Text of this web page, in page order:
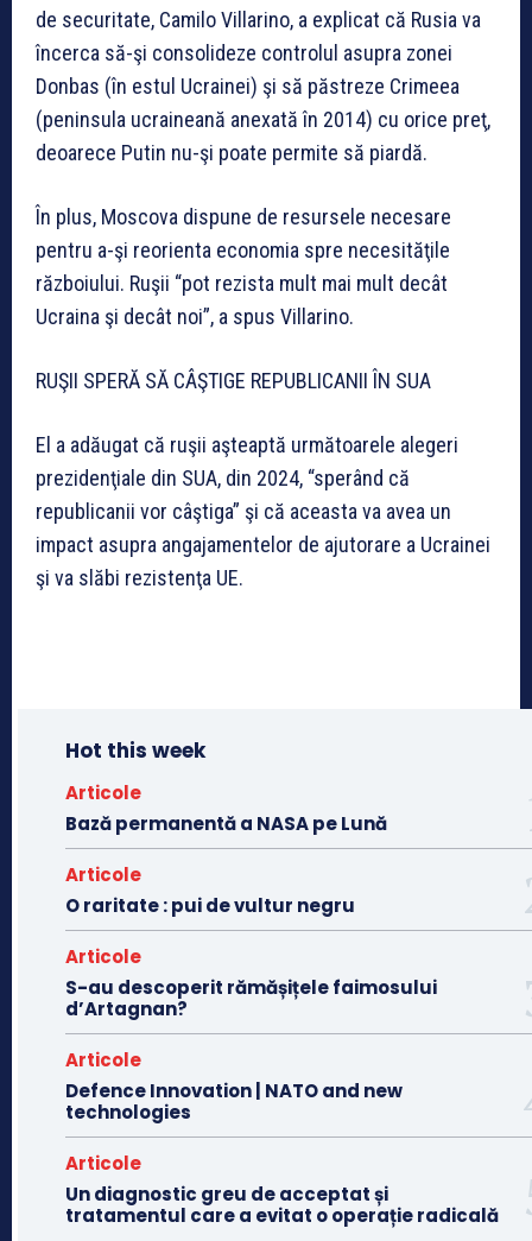
de securitate, Camilo Villarino, a explicat că Rusia va
încerca să-şi consolideze controlul asupra zonei
Donbas (în estul Ucrainei) şi să păstreze Crimeea
(peninsula ucraineană anexată în 2014) cu orice preţ,
deoarece Putin nu-şi poate permite să piardă.
În plus, Moscova dispune de resursele necesare
pentru a-şi reorienta economia spre necesităţile
războiului. Ruşii “pot rezista mult mai mult decât
Ucraina şi decât noi”, a spus Villarino.
RUŞII SPERĂ SĂ CÂŞTIGE REPUBLICANII ÎN SUA
El a adăugat că ruşii aşteaptă următoarele alegeri
prezidenţiale din SUA, din 2024, “sperând că
republicanii vor câştiga” şi că aceasta va avea un
impact asupra angajamentelor de ajutorare a Ucrainei
şi va slăbi rezistenţa UE.
Hot this week
Articole
Bază permanentă a NASA pe Lună
Articole
O raritate : pui de vultur negru
Articole
S-au descoperit rămășițele faimosului
d’Artagnan?
Articole
Defence Innovation | NATO and new
technologies
Articole
Un diagnostic greu de acceptat și
tratamentul care a evitat o operație radicală